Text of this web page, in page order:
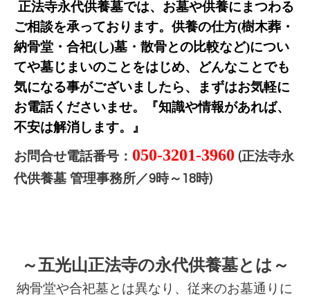
正法寺永代供養墓では、お墓や供養にまつわる
ご相談を承っております。供養の仕方(樹木葬・
納骨堂・合祀(し)墓・散骨との比較など)につい
てや墓じまいのことをはじめ、どんなことでも
気になる事がございましたら、まずはお気軽に
お電話くださいませ。『知識や情報があれば、
不安は解消します。』
お問合せ電話番号： 050-3201-3960 (正法寺永
代供養墓 管理事務所／9時～ 18時)
～五光山正法寺の永代供養墓とは～
納骨堂や合祀墓とは異なり、従来のお墓通りに